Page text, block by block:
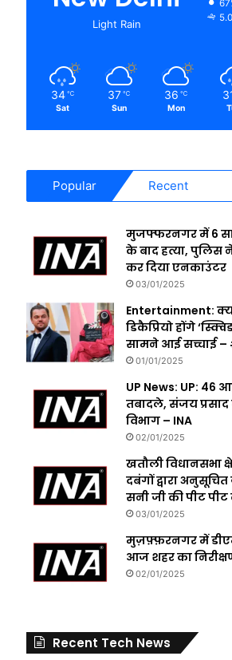
Light Rain
34 ℃
Sat
37 ℃
Sun
36 ℃
Mon
Popular Recent
मुजफ्फरनगर में 6
के बाद हत्या, पुलिस
कर दिया एनकाउंटर
03/01/2025
Entertainment: क्या
डिकैप्रियो होंगे
सामने आई सच्चाई –
01/01/2025
UP News: UP:
तबादले, संजय
विभाग – INA
02/01/2025
खतौली विधानसभा
दबंगों द्वारा
सनी जी की पीट
03/01/2025
मुज़फ़्फ़रनगर में
आज शहर का
02/01/2025
Recent Tech News